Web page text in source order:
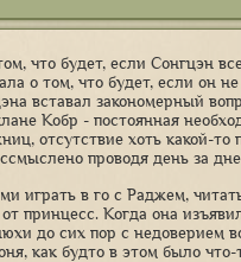
что будет, если Сонгцэн
о том, что будет, если он
вставал закономерный
Кобр - постоянная
отсутствие хоть какой-
проводя день за
играть в го с Раджем,
принцесс. Когда она
до сих пор с недоверием
как будто в этом было